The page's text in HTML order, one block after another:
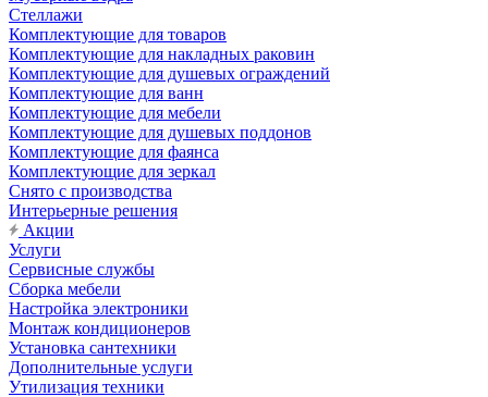
Стеллажи
Комплектующие для товаров
Комплектующие для накладных раковин
Комплектующие для душевых ограждений
Комплектующие для ванн
Комплектующие для мебели
Комплектующие для душевых поддонов
Комплектующие для фаянса
Комплектующие для зеркал
Снято с производства
Интерьерные решения
Акции
Услуги
Сервисные службы
Сборка мебели
Настройка электроники
Монтаж кондиционеров
Установка сантехники
Дополнительные услуги
Утилизация техники